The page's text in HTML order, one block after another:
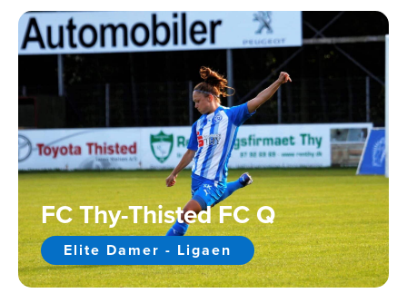
FC Thy-Thisted FC Q
Elite Damer - Ligaen